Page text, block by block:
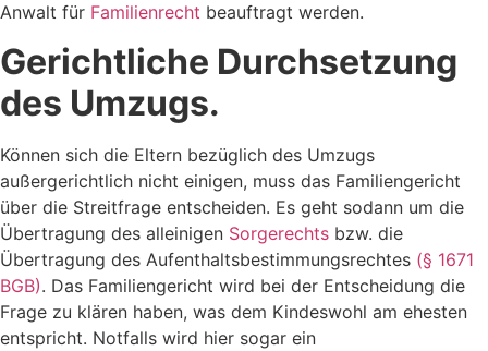
Anwalt für Familienrecht beauftragt werden.
Gerichtliche Durchsetzung
des Umzugs.
Können sich die Eltern bezüglich des Umzugs
außergerichtlich nicht einigen, muss das Familiengericht
über die Streitfrage entscheiden. Es geht sodann um die
Übertragung des alleinigen Sorgerechts bzw. die
Übertragung des Aufenthaltsbestimmungsrechtes (§ 1671
BGB). Das Familiengericht wird bei der Entscheidung die
Frage zu klären haben, was dem Kindeswohl am ehesten
entspricht. Notfalls wird hier sogar ein